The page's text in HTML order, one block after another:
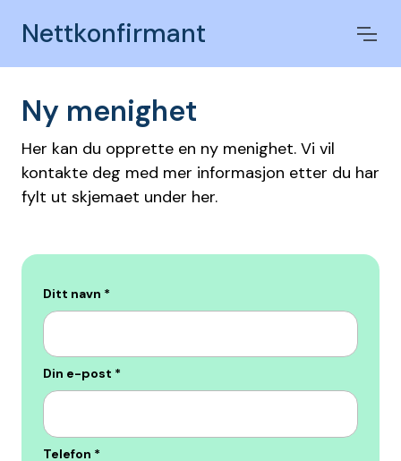
Nettkonfirmant
Ny menighet
Her kan du opprette en ny menighet. Vi vil
kontakte deg med mer informasjon etter du har
fylt ut skjemaet under her.
Ditt navn *
Din e-post *
Telefon *